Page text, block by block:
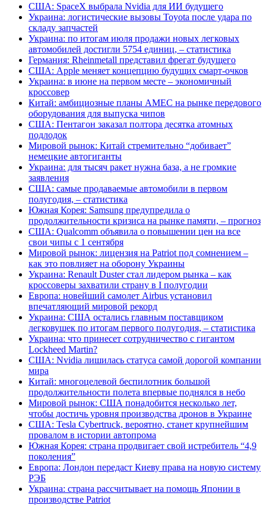
США: SpaceX выбрала Nvidia для ИИ будущего
Украина: логистические вызовы Toyota после удара по
складу запчастей
Украина: по итогам июля продажи новых легковых
автомобилей достигли 5754 единиц, – статистика
Германия: Rheinmetall представил фрегат будущего
США: Apple меняет концепцию будущих смарт-очков
Украина: в июне на первом месте – экономичный
кроссовер
Китай: амбициозные планы AMEC на рынке передового
оборудования для выпуска чипов
США: Пентагон заказал полтора десятка атомных
подлодок
Мировой рынок: Китай стремительно “добивает”
немецкие автогиганты
Украина: для тысяч ракет нужна база, а не громкие
заявления
США: самые продаваемые автомобили в первом
полугодия, – статистика
Южная Корея: Samsung предупредила о
продолжительности кризиса на рынке памяти, – прогноз
США: Qualcomm объявила о повышении цен на все
свои чипы с 1 сентября
Мировой рынок: лицензия на Patriot под сомнением –
как это повлияет на оборону Украины
Украина: Renault Duster стал лидером рынка – как
кроссоверы захватили страну в I полугодии
Европа: новейший самолет Airbus установил
впечатляющий мировой рекорд
Украина: США остались главным поставщиком
легковушек по итогам первого полугодия, – статистика
Украина: что принесет сотрудничество с гигантом
Lockheed Martin?
США: Nvidia лишилась статуса самой дорогой компании
мира
Китай: многоцелевой беспилотник большой
продолжительности полета впервые поднялся в небо
Мировой рынок: США понадобится несколько лет,
чтобы достичь уровня производства дронов в Украине
США: Tesla Cybertruck, вероятно, станет крупнейшим
провалом в истории автопрома
Южная Корея: страна продвигает свой истребитель “4,9
поколения”
Европа: Лондон передаст Киеву права на новую систему
РЭБ
Украина: страна рассчитывает на помощь Японии в
производстве Patriot